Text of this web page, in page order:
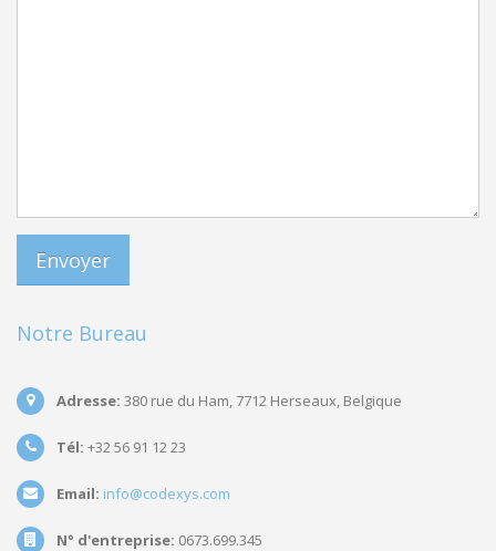
Notre Bureau
Adresse: 380 rue du Ham, 7712 Herseaux, Belgique
Tél: +32 56 91 12 23
Email: info@codexys.com
N° d'entreprise: 0673.699.345